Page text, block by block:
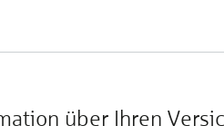
über Ihren